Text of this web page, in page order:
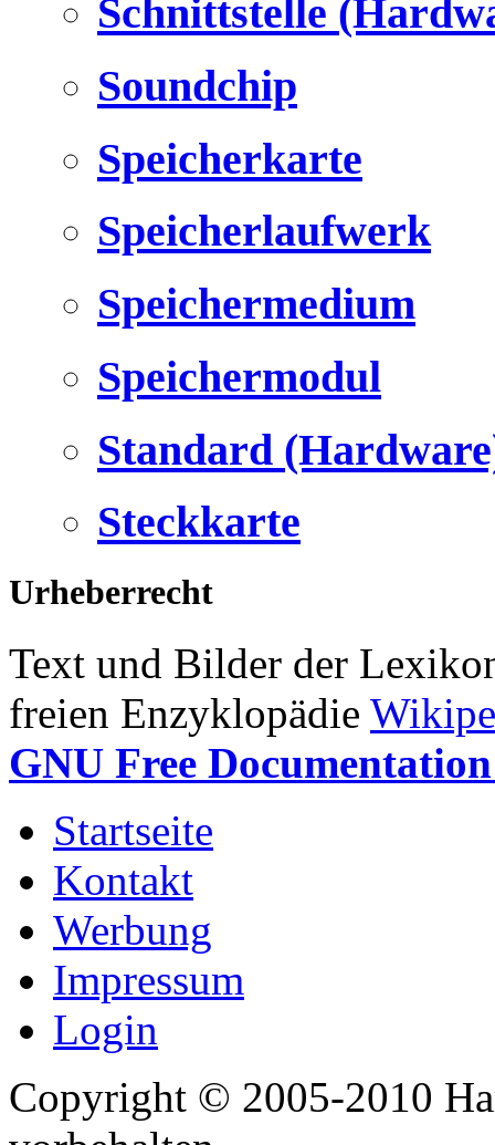
Schnittstelle
Soundchip
Speicherkarte
Speicherlaufwerk
Speichermedium
Speichermodul
Standard
Steckkarte
Urheberrecht
Text und Bilder der
freien Enzyklopädie
GNU Free
Startseite
Kontakt
Werbung
Impressum
Login
Copyright © 2005-2010